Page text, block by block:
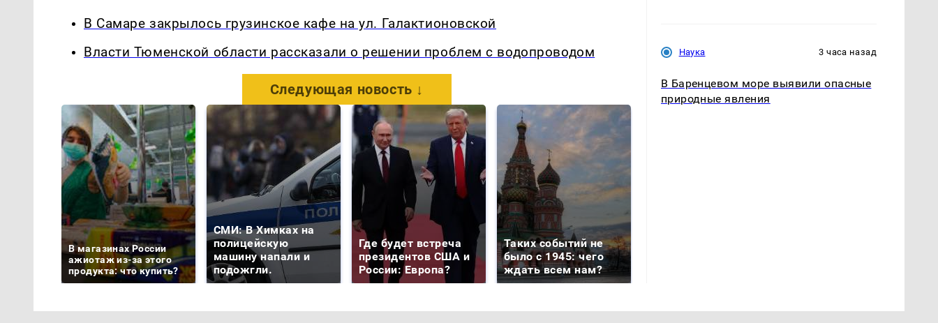
В Самаре закрылось грузинское кафе на ул. Галактионовской
Власти Тюменской области рассказали о решении проблем с водопроводом
Следующая новость ↓
В магазинах России
ажиотаж из-за этого
продукта: что купить?
СМИ: В Химках на
полицейскую
машину напали и
подожгли.
Где будет встреча
президентов США и
России: Европа?
Таких событий не
было с 1945: чего
ждать всем нам?
Наука 3 часа назад
В Баренцевом море выявили опасные
природные явления